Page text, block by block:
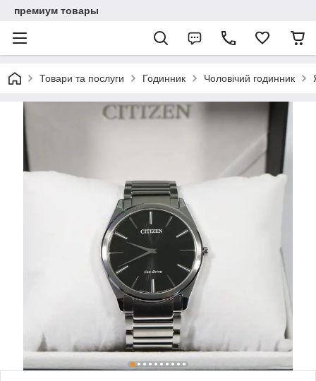
премиум товары
Товари та послуги Годинник Чоловічий годинник